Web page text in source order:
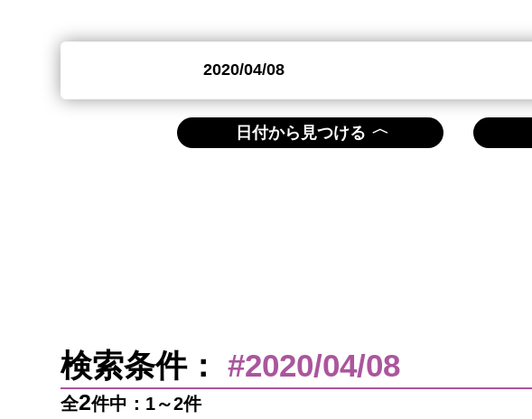
日付から見つける 〈
検索条件：#2020/04/08
全2件中：1～2件